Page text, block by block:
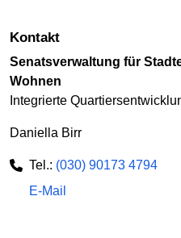
Kontakt
Senatsverwaltung für
Wohnen
Integrierte
Daniella Birr
Tel.: (030) 90173 4794
E-Mail